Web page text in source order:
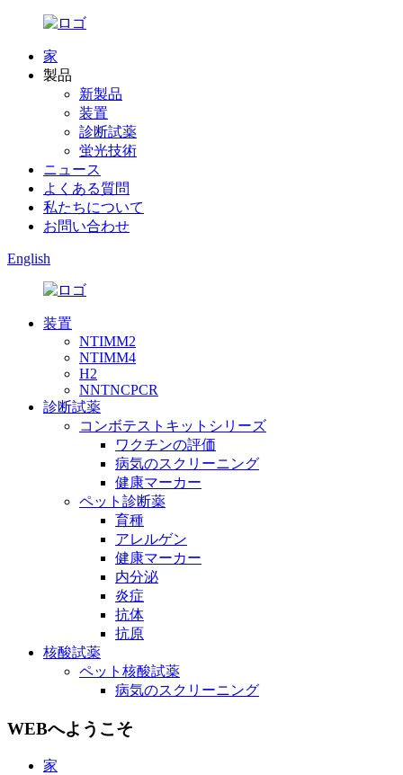
家
製品
新製品
装置
診断試薬
蛍光技術
ニュース
よくある質問
私たちについて
お問い合わせ
English
装置
NTIMM2
NTIMM4
H2
NNTNCPCR
診断試薬
コンボテストキットシリーズ
ワクチンの評価
病気のスクリーニング
健康マーカー
ペット診断薬
育種
アレルゲン
健康マーカー
内分泌
炎症
抗体
抗原
核酸試薬
ペット核酸試薬
病気のスクリーニング
WEBへようこそ
家